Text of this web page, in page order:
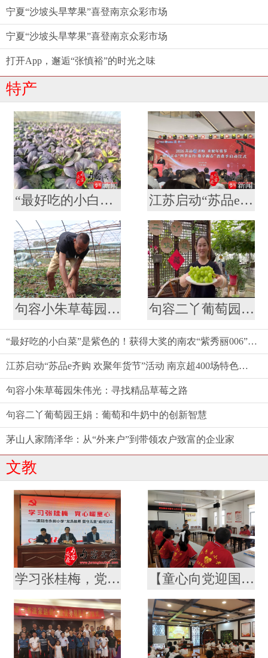
宁夏“沙坡头旱苹果”喜登南京众彩市场
宁夏“沙坡头旱苹果”喜登南京众彩市场
打开App，邂逅“张慎裕”的时光之味
特产
“最好吃的小白菜”是紫色的！获得大奖的南农“紫秀丽006”火了 江苏启动“苏品e齐购 欢聚年货节”活动 南京超400场特色促销活动等你来
句容小朱草莓园朱伟光：寻找精品草莓之路 句容二丫葡萄园王娟：葡萄和牛奶中的创新智慧
“最好吃的小白菜”是紫色的！获得大奖的南农“紫秀丽006”火了
江苏启动“苏品e齐购 欢聚年货节”活动 南京超400场特色促销活动等你来
句容小朱草莓园朱伟光：寻找精品草莓之路
句容二丫葡萄园王娟：葡萄和牛奶中的创新智慧
茅山人家隋泽华：从“外来户”到带领农户致富的企业家
文教
学习张桂梅，党心暖童心——溧阳永和小学开展“党员教师 留守儿童”结对仪式 【童心向党迎国庆】李家桥村举办青少年成长关爱系列活动